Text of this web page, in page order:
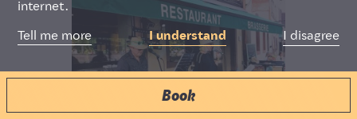
internet.
Tell me more I understand I disagree
Book